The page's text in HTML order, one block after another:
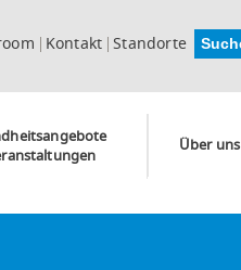
Kontakt Standorte
Über uns